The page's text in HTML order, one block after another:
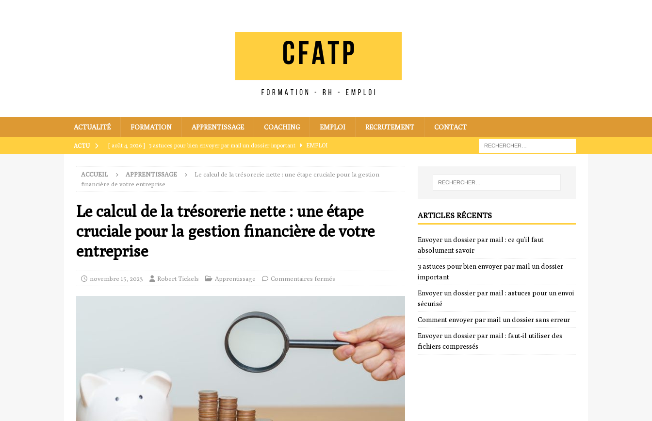
ACTUALITÉ FORMATION APPRENTISSAGE COACHING EMPLOI RECRUTEMENT CONTACT
ACTU [ août 4, 2026 ] 3 astuces pour bien envoyer par mail un dossier important EMPLOI
[ juillet 27, 2026 ] Comment envoyer par mail un dossier sans erreur APPRENTISSAGE
[ août 8, 2026 ] Envoyer un dossier par mail : ce qu’il faut absolument savoir APPRENTISSAGE
ACCUEIL APPRENTISSAGE
Le calcul de la trésorerie nette : une étape cruciale pour la gestion
financière de votre entreprise
Le calcul de la trésorerie nette : une étape
cruciale pour la gestion financière de votre
entreprise
novembre 15, 2023 Robert Tickels Apprentissage Commentaires fermés
ARTICLES RÉCENTS
Envoyer un dossier par mail : ce qu’il faut
absolument savoir
3 astuces pour bien envoyer par mail un dossier
important
Envoyer un dossier par mail : astuces pour un envoi
sécurisé
Comment envoyer par mail un dossier sans erreur
Envoyer un dossier par mail : faut-il utiliser des
fichiers compressés